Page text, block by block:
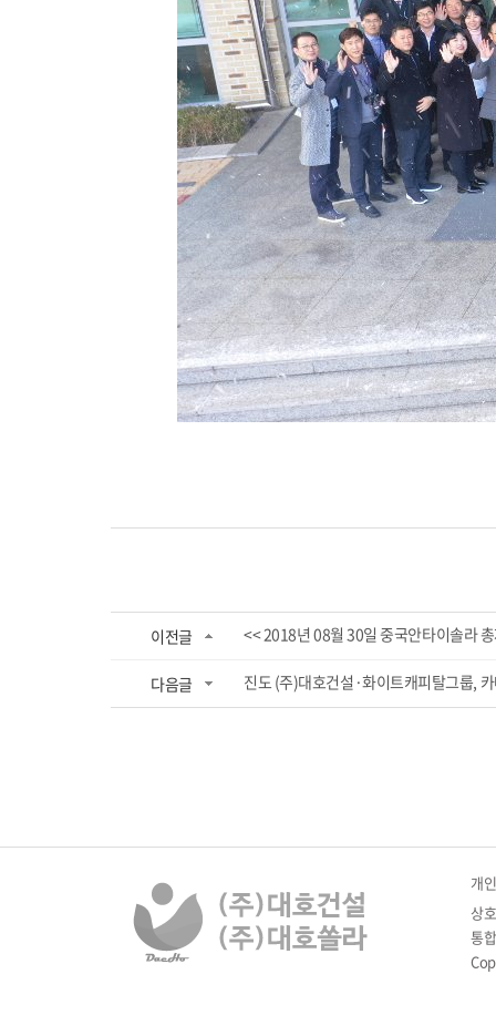
이전글 << 2018년 08월 30일 중국안타이솔라
다음글 진도 (주)대호건설·화이트캐피탈그룹,
개
상
통